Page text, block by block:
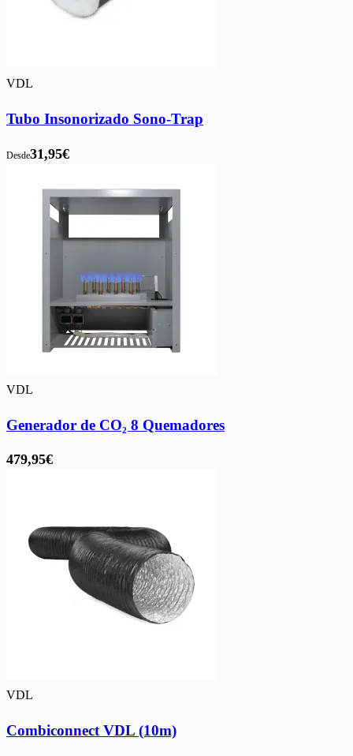
VDL
Tubo Insonorizado Sono-Trap
Desde31,95€
VDL
Generador de CO₂ 8 Quemadores
479,95€
VDL
Combiconnect VDL (10m)